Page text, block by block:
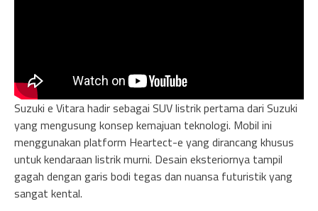
Suzuki e Vitara hadir sebagai SUV listrik pertama dari Suzuki
yang mengusung konsep kemajuan teknologi. Mobil ini
menggunakan platform Heartect-e yang dirancang khusus
untuk kendaraan listrik murni. Desain eksteriornya tampil
gagah dengan garis bodi tegas dan nuansa futuristik yang
sangat kental.